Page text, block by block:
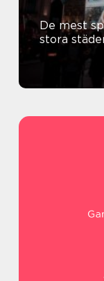
De mest
stora